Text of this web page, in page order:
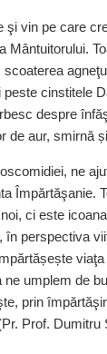
vin pe care
cinstitele
despre
de aur, smirnă
ne
Împărtăşanie.
ci este
perspectiva
umplem de
prin
Prof. Dumitru